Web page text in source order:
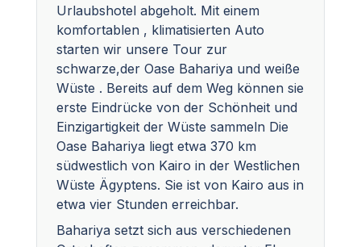
Urlaubshotel abgeholt. Mit einem
komfortablen , klimatisierten Auto
starten wir unsere Tour zur
schwarze,der Oase Bahariya und weiße
Wüste . Bereits auf dem Weg können sie
erste Eindrücke von der Schönheit und
Einzigartigkeit der Wüste sammeln Die
Oase Bahariya liegt etwa 370 km
südwestlich von Kairo in der Westlichen
Wüste Ägyptens. Sie ist von Kairo aus in
etwa vier Stunden erreichbar.
Bahariya setzt sich aus verschiedenen